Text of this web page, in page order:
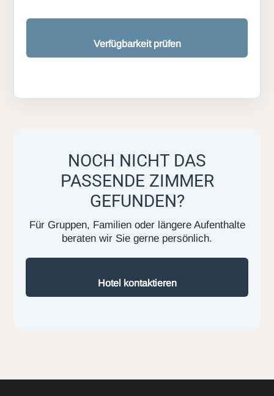
Verfügbarkeit prüfen
NOCH NICHT DAS
PASSENDE ZIMMER
GEFUNDEN?
Für Gruppen, Familien oder längere Aufenthalte
beraten wir Sie gerne persönlich.
Hotel kontaktieren